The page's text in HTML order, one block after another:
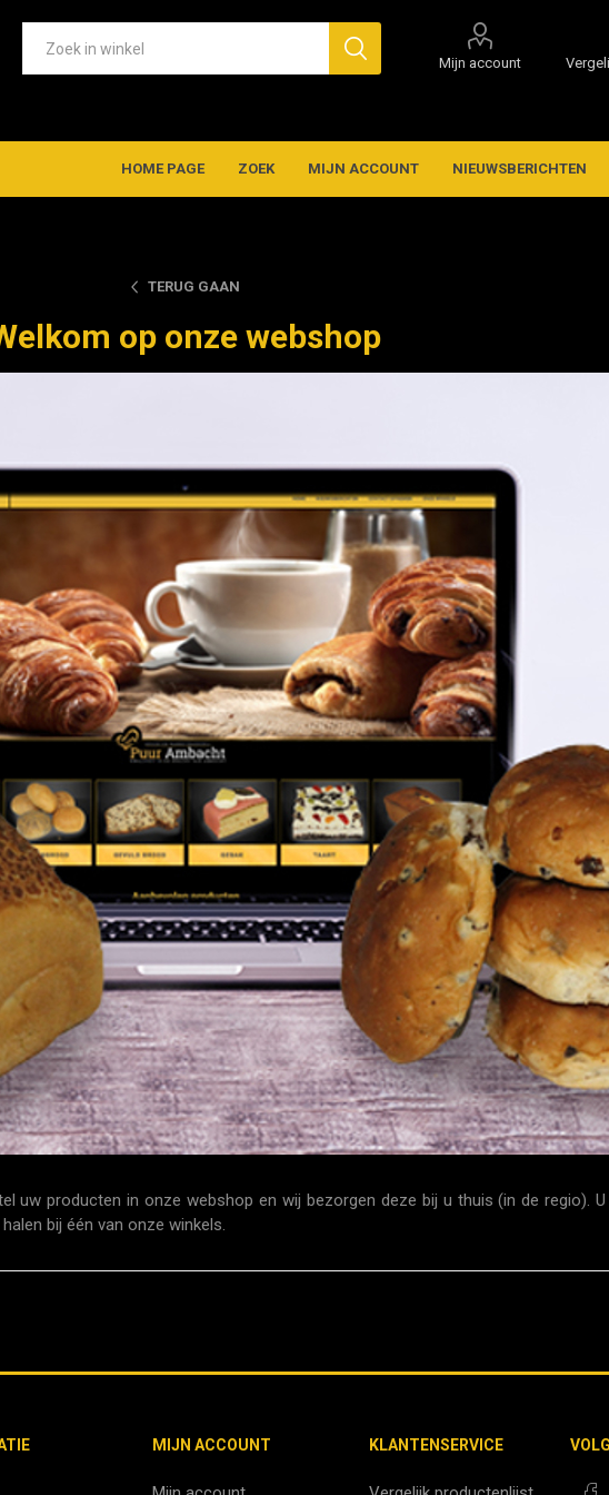
Mijn account
HOME PAGE ZOEK MIJN ACCOUNT NIEUWSBERICHTEN
TERUG GAAN
op onze webshop
uw producten in onze webshop en wij bezorgen deze bij u thuis (in de regio).
bij één van onze winkels.
MIJN ACCOUNT KLANTENSERVICE